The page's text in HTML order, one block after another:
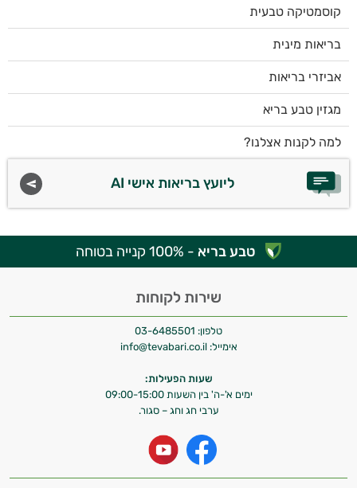
קוסמטיקה טבעית
בריאות מינית
אביזרי בריאות
מגזין טבע בריא
למה לקנות אצלנו?
ליועץ בריאות אישי AI
טבע בריא - 100% קנייה בטוחה
שירות לקוחות
טלפון: 03-6485501
אימייל: info@tevabari.co.il
שעות הפעילות:
ימים א'-ה' בין השעות 09:00-15:00
ערבי חג וחג – סגור.